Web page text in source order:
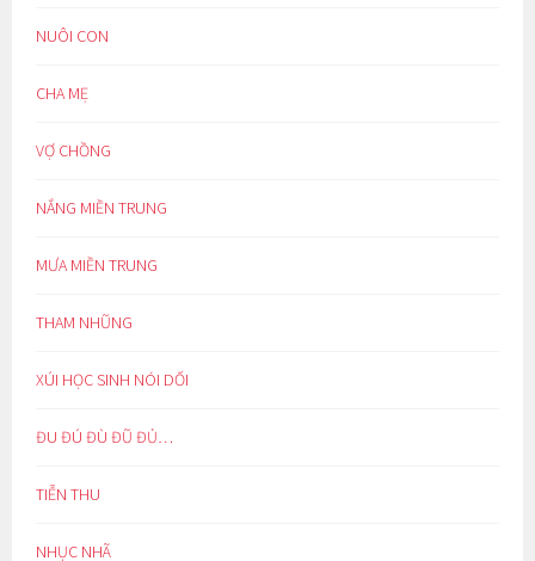
NUÔI CON
CHA MẸ
VỢ CHỒNG
NẮNG MIỀN TRUNG
MƯA MIỀN TRUNG
THAM NHŨNG
XÚI HỌC SINH NÓI DỐI
ĐU ĐÚ ĐÙ ĐŨ ĐỦ…
TIỄN THU
NHỤC NHÃ